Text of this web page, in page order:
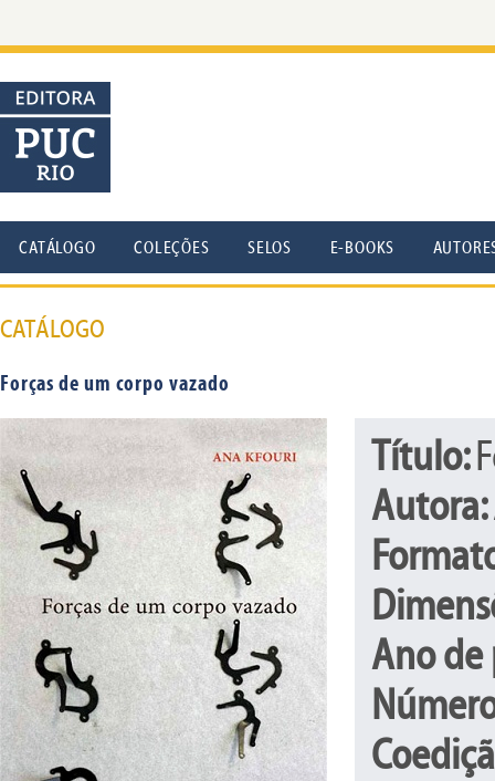
CATÁLOGO COLEÇÕES SELOS E-BOOKS
CATÁLOGO
Forças de um corpo vazado
Título:
Autora:
Ano de